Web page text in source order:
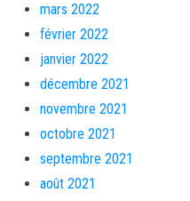
mars 2022
février 2022
janvier 2022
décembre 2021
novembre 2021
octobre 2021
septembre 2021
août 2021